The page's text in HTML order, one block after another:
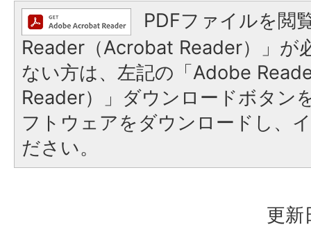
PDFファイルを閲
Reader（Acrobat Reader）」が
ない方は、左記の「Adobe
Reader）」ダウンロードボタン
フトウェアをダウンロードし、
ださい。
更新